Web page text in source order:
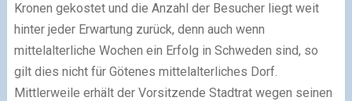
Kronen gekostet und die Anzahl der Besucher liegt weit
hinter jeder Erwartung zurück, denn auch wenn
mittelalterliche Wochen ein Erfolg in Schweden sind, so
gilt dies nicht für Götenes mittelalterliches Dorf.
Mittlerweile erhält der Vorsitzende Stadtrat wegen seinen